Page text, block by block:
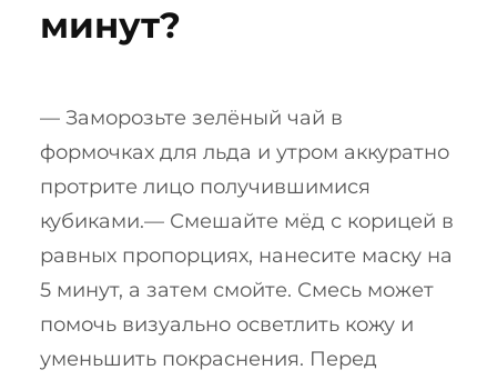
минут?
— Заморозьте зелёный чай в
формочках для льда и утром аккуратно
протрите лицо получившимися
кубиками.— Смешайте мёд с корицей в
равных пропорциях, нанесите маску на
5 минут, а затем смойте. Смесь может
помочь визуально осветлить кожу и
уменьшить покраснения. Перед